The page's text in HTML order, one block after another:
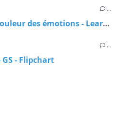
…
Les mots de l'album : la couleur des émotions - Learningapps
…
- Flipchart